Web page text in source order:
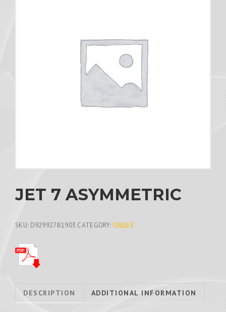
JET 7 ASYMMETRIC
SKU: D929927B1903 CATEGORY: ОБЩЕЕ
DESCRIPTION ADDITIONAL INFORMATION